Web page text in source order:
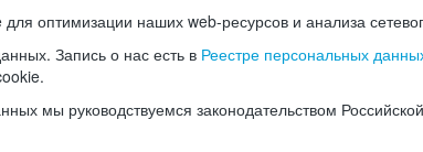
оптимизации наших web-ресурсов и анализа
Запись о нас есть в Реестре персональных
мы руководствуемся законодательством